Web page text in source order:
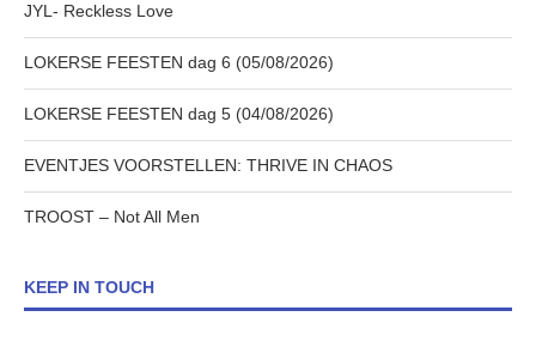
JYL- Reckless Love
LOKERSE FEESTEN dag 6 (05/08/2026)
LOKERSE FEESTEN dag 5 (04/08/2026)
EVENTJES VOORSTELLEN: THRIVE IN CHAOS
TROOST – Not All Men
KEEP IN TOUCH